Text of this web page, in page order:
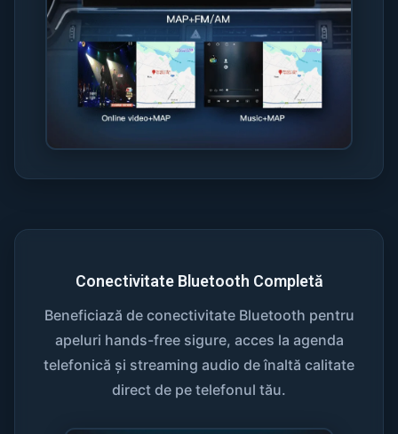
Conectivitate Bluetooth Completă
Beneficiază de conectivitate Bluetooth pentru
apeluri hands-free sigure, acces la agenda
telefonică și streaming audio de înaltă calitate
direct de pe telefonul tău.